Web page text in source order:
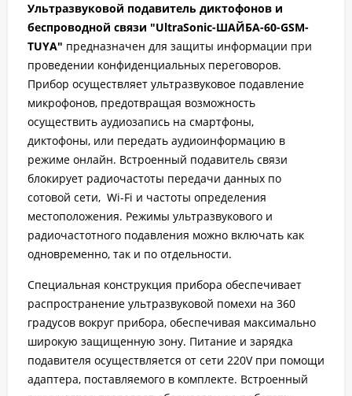
Ультразвуковой подавитель диктофонов и
беспроводной связи "UltraSonic-ШАЙБА-60-GSM-
TUYA" предназначен для защиты информации при
проведении конфиденциальных переговоров.
Прибор осуществляет ультразвуковое подавление
микрофонов, предотвращая возможность
осуществить аудиозапись на смартфоны,
диктофоны, или передать аудиоинформацию в
режиме онлайн. Встроенный подавитель связи
блокирует радиочастоты передачи данных по
сотовой сети, Wi-Fi и частоты определения
местоположения. Режимы ультразвукового и
радиочастотного подавления можно включать как
одновременно, так и по отдельности.
Специальная конструкция прибора обеспечивает
распространение ультразвуковой помехи на 360
градусов вокруг прибора, обеспечивая максимально
широкую защищенную зону. Питание и зарядка
подавителя осуществляется от сети 220V при помощи
адаптера, поставляемого в комплекте. Встроенный